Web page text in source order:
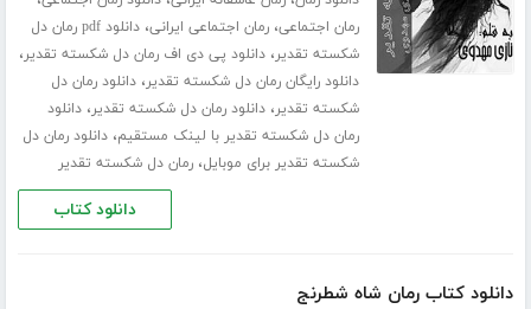
رمان اجتماعی،رمان اجتماعی ایرانی،
دانلود pdf رمان دل
شکسته تقدیر،دانلود پی دی اف رمان دل شکسته تقدیر،
دانلود رایگان رمان دل شکسته تقدیر،دانلود رمان دل
شکسته تقدیر،دانلود رمان دل شکسته تقدیر،دانلود
رمان دل شکسته تقدیر با لینک مستقیم،دانلود رمان دل
شکسته تقدیر برای موبایل،رمان دل شکسته تقدیر
دانلود کتاب
دانلود کتاب رمان شاه شطرنج